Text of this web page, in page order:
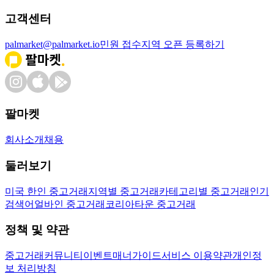
고객센터
palmarket@palmarket.io민원 접수지역 오픈 등록하기
팔마켓
회사소개 채용
둘러보기
미국 한인 중고거래 지역별 중고거래 카테고리별 중고거래 인기
검색어 얼바인 중고거래 코리아타운 중고거래
정책 및 약관
중고거래 커뮤니티 이벤트매너가이드서비스 이용약관개인정
보 처리방침